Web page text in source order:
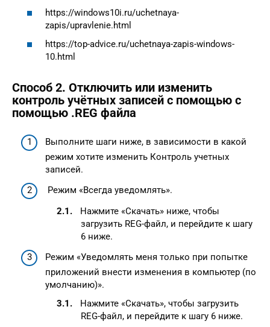
https://windows10i.ru/uchetnaya-
zapis/upravlenie.html
https://top-advice.ru/uchetnaya-zapis-windows-
10.html
Способ 2. Отключить или изменить
контроль учётных записей с помощью с
помощью .REG файла
Выполните шаги ниже, в зависимости в какой
режим хотите изменить Контроль учетных
записей.
Режим «Всегда уведомлять».
Нажмите «Скачать» ниже, чтобы
загрузить REG-файл, и перейдите к шагу
6 ниже.
Режим «Уведомлять меня только при попытке
приложений внести изменения в компьютер (по
умолчанию)».
Нажмите «Скачать», чтобы загрузить
REG-файл, и перейдите к шагу 6 ниже.